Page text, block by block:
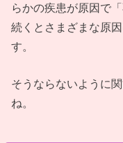
らかの疾患が原因で
続くとさまざまな原
す。
そうならないように
ね。